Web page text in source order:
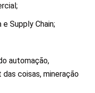
Supply Chain;
automação,
coisas, mineração